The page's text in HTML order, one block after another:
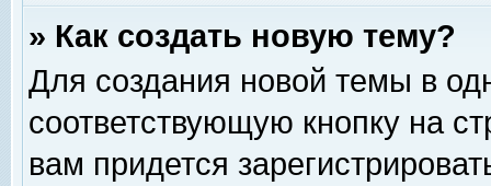
» Как создать новую тему?
Для создания новой темы в
соответствующую кнопку на
вам придется